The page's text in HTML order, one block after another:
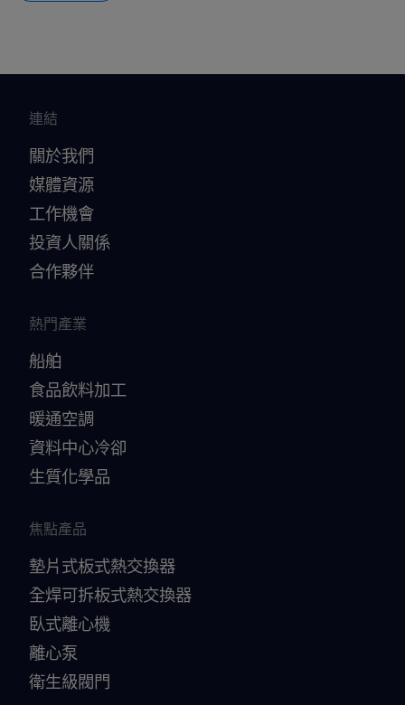
連結
關於我們
媒體資源
工作機會
投資人關係
合作夥伴
熱門產業
船舶
食品飲料加工
暖通空調
資料中心冷卻
生質化學品
焦點產品
墊片式板式熱交換器
全焊可拆板式熱交換器
臥式離心機
離心泵
衛生級閥門